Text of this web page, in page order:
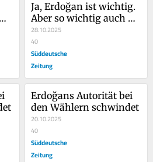
Ja, Erdoğan ist wichtig.
Aber so wichtig auch
wieder nicht
28.10.2025
40
Süddeutsche
Zeitung
Erdoğans Autorität bei
den Wählern schwindet
20.10.2025
40
Süddeutsche
Zeitung